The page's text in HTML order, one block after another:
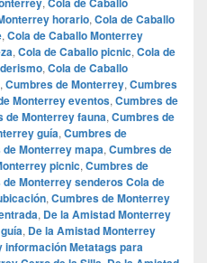
horario, Cola de Caballo
, Cola de Caballo Monterrey
, Cola de Caballo picnic, Cola de
, Cola de Caballo
, Cumbres de Monterrey, Cumbres
Monterrey eventos, Cumbres de
de Monterrey fauna, Cumbres de
guía, Cumbres de
Monterrey mapa, Cumbres de
picnic, Cumbres de
Monterrey senderos Cola de
, Cumbres de Monterrey
, De la Amistad Monterrey
, De la Amistad Monterrey
información Metatags para